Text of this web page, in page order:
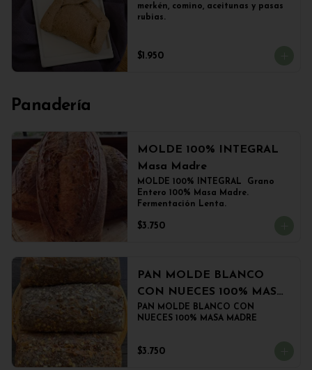
merkén, comino, aceitunas y pasas
rubias.
$1.950
Panadería
MOLDE 100% INTEGRAL
Masa Madre
MOLDE 100% INTEGRAL  Grano
Entero 100% Masa Madre.
Fermentación Lenta.
$3.750
PAN MOLDE BLANCO
CON NUECES 100% MASA
MADRE
PAN MOLDE BLANCO CON
NUECES 100% MASA MADRE
$3.750